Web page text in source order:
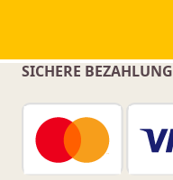
SICHERE BEZAHLUNG